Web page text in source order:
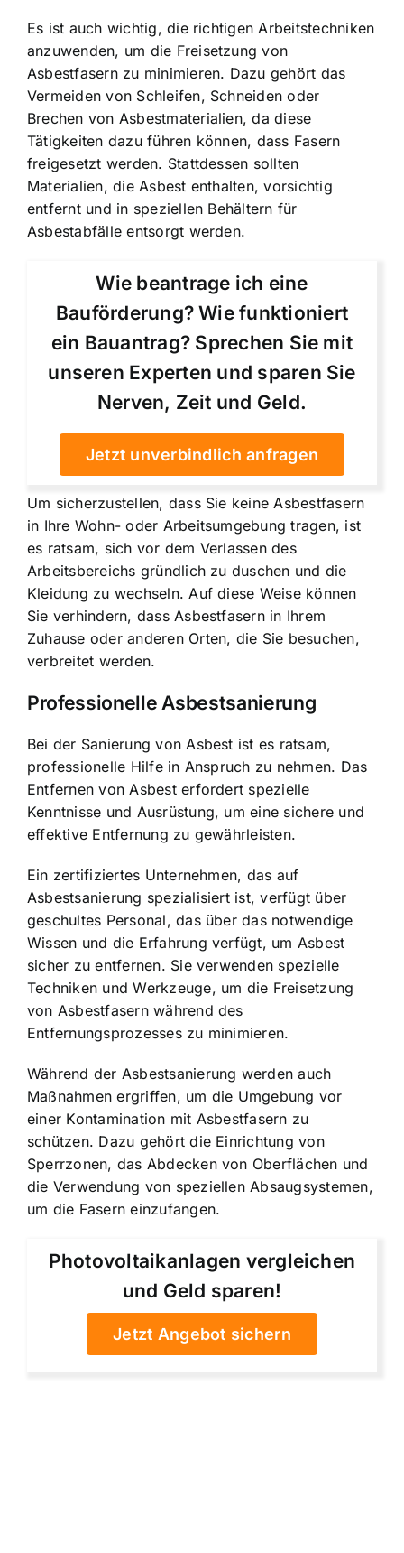
Es ist auch wichtig, die richtigen Arbeitstechniken
anzuwenden, um die Freisetzung von
Asbestfasern zu minimieren. Dazu gehört das
Vermeiden von Schleifen, Schneiden oder
Brechen von Asbestmaterialien, da diese
Tätigkeiten dazu führen können, dass Fasern
freigesetzt werden. Stattdessen sollten
Materialien, die Asbest enthalten, vorsichtig
entfernt und in speziellen Behältern für
Asbestabfälle entsorgt werden.
Wie beantrage ich eine
Bauförderung? Wie funktioniert
ein Bauantrag? Sprechen Sie mit
unseren Experten und sparen Sie
Nerven, Zeit und Geld.
Jetzt unverbindlich anfragen
Um sicherzustellen, dass Sie keine Asbestfasern
in Ihre Wohn- oder Arbeitsumgebung tragen, ist
es ratsam, sich vor dem Verlassen des
Arbeitsbereichs gründlich zu duschen und die
Kleidung zu wechseln. Auf diese Weise können
Sie verhindern, dass Asbestfasern in Ihrem
Zuhause oder anderen Orten, die Sie besuchen,
verbreitet werden.
Professionelle Asbestsanierung
Bei der Sanierung von Asbest ist es ratsam,
professionelle Hilfe in Anspruch zu nehmen. Das
Entfernen von Asbest erfordert spezielle
Kenntnisse und Ausrüstung, um eine sichere und
effektive Entfernung zu gewährleisten.
Ein zertifiziertes Unternehmen, das auf
Asbestsanierung spezialisiert ist, verfügt über
geschultes Personal, das über das notwendige
Wissen und die Erfahrung verfügt, um Asbest
sicher zu entfernen. Sie verwenden spezielle
Techniken und Werkzeuge, um die Freisetzung
von Asbestfasern während des
Entfernungsprozesses zu minimieren.
Während der Asbestsanierung werden auch
Maßnahmen ergriffen, um die Umgebung vor
einer Kontamination mit Asbestfasern zu
schützen. Dazu gehört die Einrichtung von
Sperrzonen, das Abdecken von Oberflächen und
die Verwendung von speziellen Absaugsystemen,
um die Fasern einzufangen.
Photovoltaikanlagen vergleichen
und Geld sparen!
Jetzt Angebot sichern